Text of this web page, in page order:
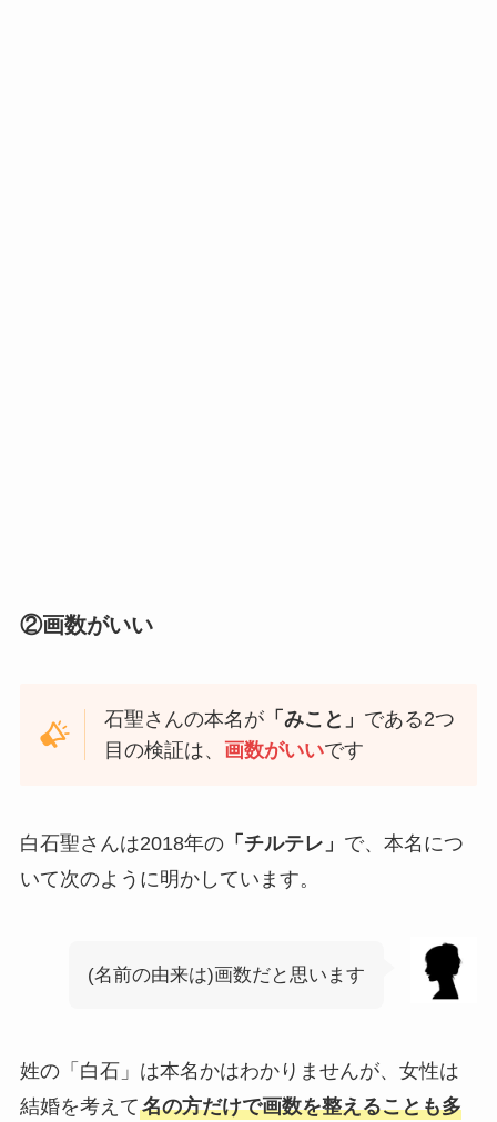
②画数がいい
石聖さんの本名が 「みこと」 である2つ
目の検証は、 画数がいいです
白石聖さんは2018年の「チルテレ」 で、本名につ
いて次のように明かしています。
(名前の由来は)画数だと思います
姓の「白石」は本名かはわかりませんが、女性は
結婚を考えて名の方だけで画数を整えることも多